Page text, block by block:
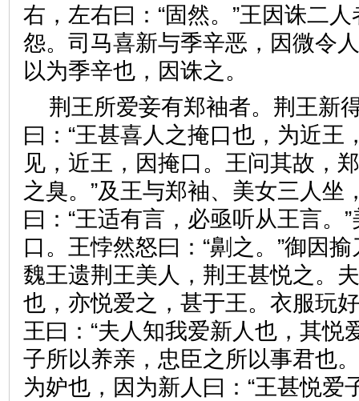
右，左右曰：“固然。”王因诛二
怨。司马喜新与季辛恶，因微令
以为季辛也，因诛之。
荆王所爱妾有郑袖者。荆王新
曰：“王甚喜人之掩口也，为近王
见，近王，因掩口。王问其故，
之臭。”及王与郑袖、美女三人坐
曰：“王适有言，必亟听从王言。
口。王悖然怒曰：“劓之。”御因
魏王遗荆王美人，荆王甚悦之。
也，亦悦爱之，甚于王。衣服玩
王曰：“夫人知我爱新人也，其悦
子所以养亲，忠臣之所以事君也
为妒也，因为新人曰：“王甚悦爱